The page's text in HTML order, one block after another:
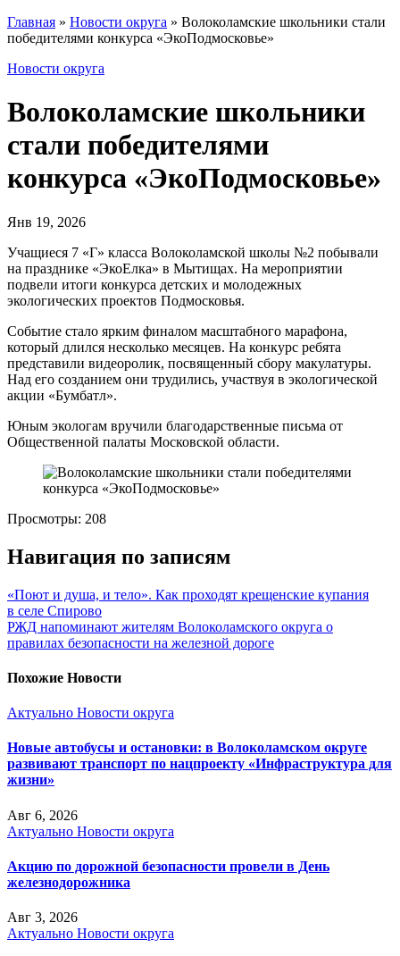
Главная » Новости округа » Волоколамские школьники стали
победителями конкурса «ЭкоПодмосковье»
Новости округа
Волоколамские школьники
стали победителями
конкурса «ЭкоПодмосковье»
Янв 19, 2026
Учащиеся 7 «Г» класса Волоколамской школы №2 побывали
на празднике «ЭкоЕлка» в Мытищах. На мероприятии
подвели итоги конкурса детских и молодежных
экологических проектов Подмосковья.
Событие стало ярким финалом масштабного марафона,
который длился несколько месяцев. На конкурс ребята
представили видеоролик, посвященный сбору макулатуры.
Над его созданием они трудились, участвуя в экологической
акции «Бумбатл».
Юным экологам вручили благодарственные письма от
Общественной палаты Московской области.
Просмотры: 208
Навигация по записям
«Поют и душа, и тело». Как проходят крещенские купания
в селе Спирово
РЖД напоминают жителям Волоколамского округа о
правилах безопасности на железной дороге
Похожие Новости
Актуально Новости округа
Новые автобусы и остановки: в Волоколамском округе
развивают транспорт по нацпроекту «Инфраструктура для
жизни»
Авг 6, 2026
Актуально Новости округа
Акцию по дорожной безопасности провели в День
железнодорожника
Авг 3, 2026
Актуально Новости округа